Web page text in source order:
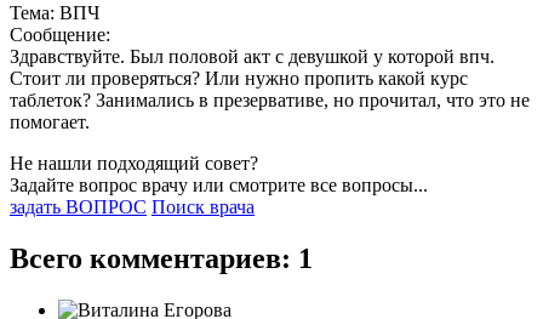
Тема: ВПЧ
Сообщение:
Здравствуйте. Был половой акт с девушкой у которой впч.
Стоит ли проверяться? Или нужно пропить какой курс
таблеток? Занимались в презервативе, но прочитал, что это не
помогает.
Не нашли подходящий совет?
Задайте вопрос врачу или смотрите все вопросы...
задать ВОПРОС Поиск врача
Всего комментариев: 1